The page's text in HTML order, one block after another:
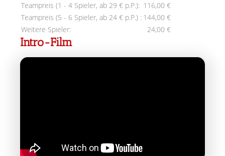
Teampreis (1 - 4 Spieler, ab 29 € p.P.): 116,00 €
Teampreis (5 - 6 Spieler, ab 24 € p.P.) : 144,00 €
Weitere Spieler:
24,00 €
Intro-Film